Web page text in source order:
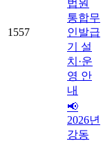
1557
법원
통합무
인발급
기 설
치·운
영 안
내
📢
2026년
강동